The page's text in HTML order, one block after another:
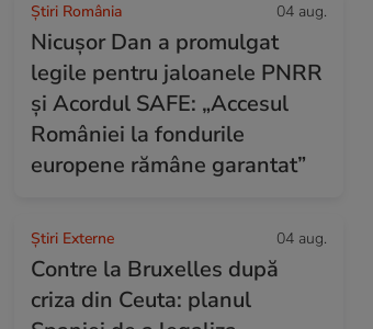
Știri România 04 aug.
Nicușor Dan a promulgat
legile pentru jaloanele PNRR
și Acordul SAFE: „Accesul
României la fondurile
europene rămâne garantat”
Știri Externe 04 aug.
Contre la Bruxelles după
criza din Ceuta: planul